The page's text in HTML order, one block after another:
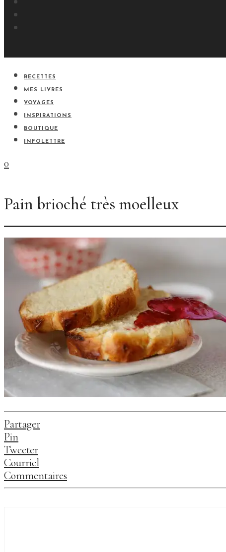
RECETTES
MES LIVRES
VOYAGES
INSPIRATIONS
BOUTIQUE
INFOLETTRE
0
Pain brioché très moelleux
Partager
Pin
Tweeter
Courriel
Commentaires